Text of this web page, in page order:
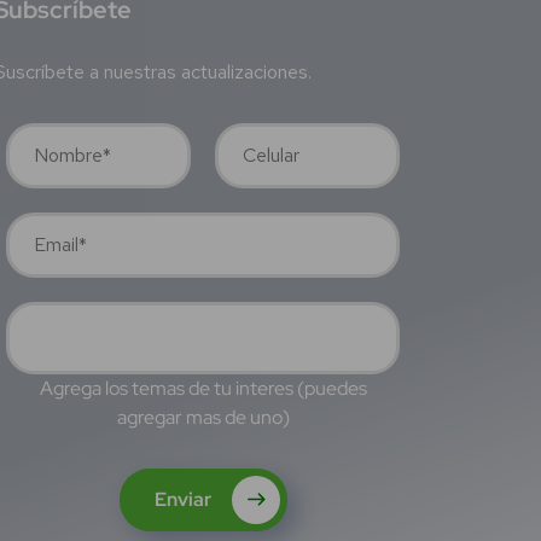
ubscríbete
a nuestras actualizaciones.
Agrega los temas de tu interes (puedes
agregar mas de uno)
Enviar